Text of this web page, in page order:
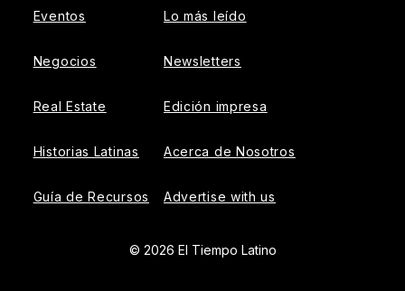
Eventos
Negocios
Real Estate
Historias Latinas
Guía de Recursos
Lo más leído
Newsletters
Edición impresa
Acerca de Nosotros
Advertise with us
© 2026 El Tiempo Latino